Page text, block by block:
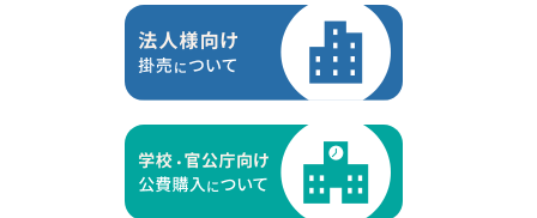
切削工具
研削研磨品
作業用品
ケミカル製品